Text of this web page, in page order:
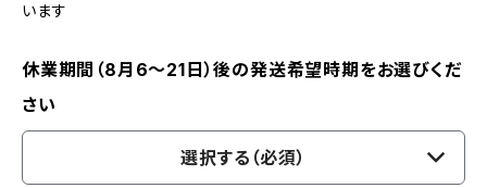
います
休業期間（8月6〜21日）後の発送希望時期をお選びくだ
さい
選択する（必須）